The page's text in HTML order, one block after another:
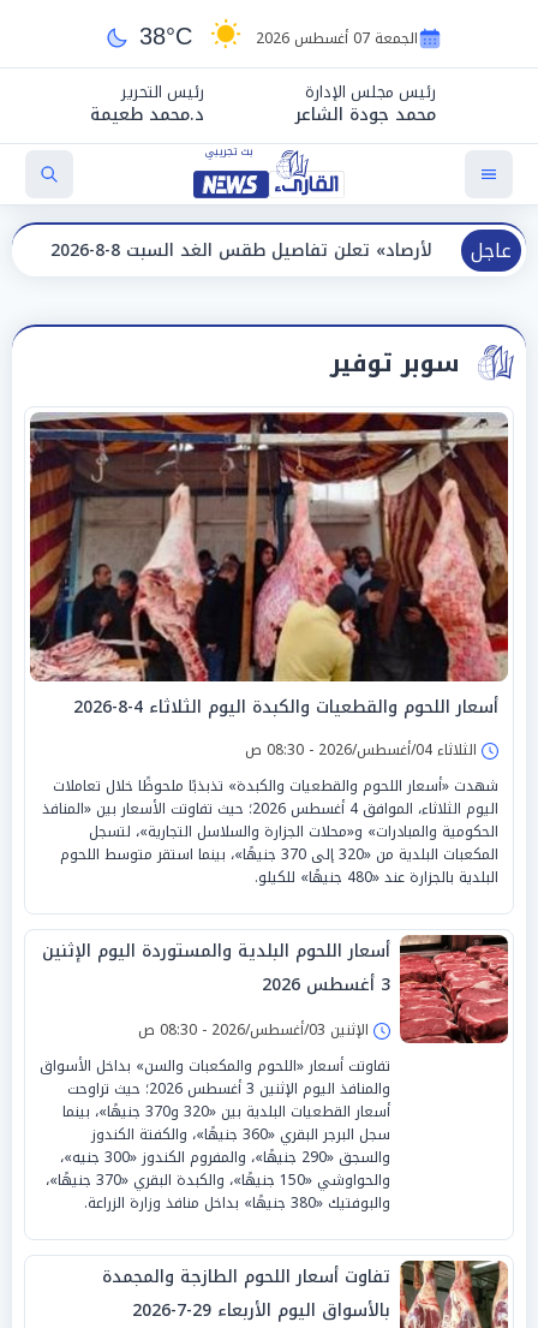
الجمعة 07 أغسطس 2026 38°C
رئيس مجلس الإدارة
محمد جودة الشاعر
رئيس التحرير
د.محمد طعيمة
عاجل
تعلن تفاصيل طقس الغد السبت 8-8-2026 والظواهر الجوية
سوبر توفير
أسعار اللحوم والقطعيات والكبدة اليوم الثلاثاء 4-8-2026
الثلاثاء 04/أغسطس/2026 - 08:30 ص
شهدت «أسعار اللحوم والقطعيات والكبدة» تذبذبًا ملحوظًا خلال تعاملات
اليوم الثلاثاء، الموافق 4 أغسطس 2026؛ حيث تفاوتت الأسعار بين «المنافذ
الحكومية والمبادرات» و«محلات الجزارة والسلاسل التجارية»، لتسجل
المكعبات البلدية من «320 إلى 370 جنيهًا»، بينما استقر متوسط اللحوم
البلدية بالجزارة عند «480 جنيهًا» للكيلو.
أسعار اللحوم البلدية والمستوردة اليوم الإثنين
3 أغسطس 2026
الإثنين 03/أغسطس/2026 - 08:30 ص
تفاوتت أسعار «اللحوم والمكعبات والسن» بداخل الأسواق
والمنافذ اليوم الإثنين 3 أغسطس 2026؛ حيث تراوحت
أسعار القطعيات البلدية بين «320 و370 جنيهًا»، بينما
سجل البرجر البقري «360 جنيهًا»، والكفتة الكندوز
والسجق «290 جنيهًا»، والمفروم الكندوز «300 جنيه»،
والحواوشي «150 جنيهًا»، والكبدة البقري «370 جنيهًا»،
والبوفتيك «380 جنيهًا» بداخل منافذ وزارة الزراعة.
تفاوت أسعار اللحوم الطازجة والمجمدة
بالأسواق اليوم الأربعاء 29-7-2026